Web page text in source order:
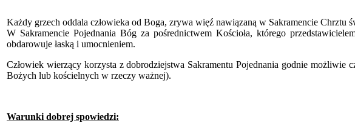
Każdy grzech oddala człowieka od Boga, zrywa więź nawiązaną w Sakramencie
W Sakramencie Pojednania Bóg za pośrednictwem Kościoła, którego
obdarowuje łaską i umocnieniem.
Człowiek wierzący korzysta z dobrodziejstwa Sakramentu Pojednania godnie możliwie
Bożych lub kościelnych w rzeczy ważnej).
Warunki dobrej spowiedzi: